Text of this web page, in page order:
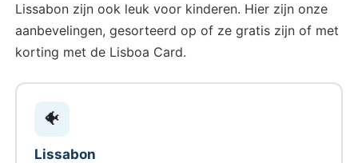
Lissabon zijn ook leuk voor kinderen. Hier zijn onze
aanbevelingen, gesorteerd op of ze gratis zijn of met
korting met de Lisboa Card.
🐠
Lissabon